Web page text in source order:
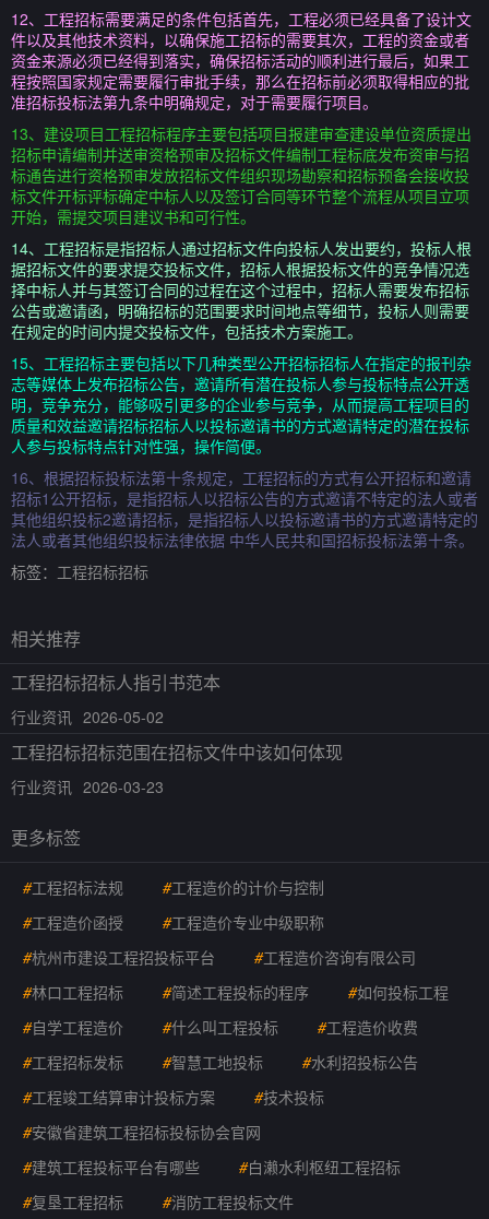
12、工程招标需要满足的条件包括首先，工程必须已经具备了设计文
件以及其他技术资料，以确保施工招标的需要其次，工程的资金或者
资金来源必须已经得到落实，确保招标活动的顺利进行最后，如果工
程按照国家规定需要履行审批手续，那么在招标前必须取得相应的批
准招标投标法第九条中明确规定，对于需要履行项目。
13、建设项目工程招标程序主要包括项目报建审查建设单位资质提出
招标申请编制并送审资格预审及招标文件编制工程标底发布资审与招
标通告进行资格预审发放招标文件组织现场勘察和招标预备会接收投
标文件开标评标确定中标人以及签订合同等环节整个流程从项目立项
开始，需提交项目建议书和可行性。
14、工程招标是指招标人通过招标文件向投标人发出要约，投标人根
据招标文件的要求提交投标文件，招标人根据投标文件的竞争情况选
择中标人并与其签订合同的过程在这个过程中，招标人需要发布招标
公告或邀请函，明确招标的范围要求时间地点等细节，投标人则需要
在规定的时间内提交投标文件，包括技术方案施工。
15、工程招标主要包括以下几种类型公开招标招标人在指定的报刊杂
志等媒体上发布招标公告，邀请所有潜在投标人参与投标特点公开透
明，竞争充分，能够吸引更多的企业参与竞争，从而提高工程项目的
质量和效益邀请招标招标人以投标邀请书的方式邀请特定的潜在投标
人参与投标特点针对性强，操作简便。
16、根据招标投标法第十条规定，工程招标的方式有公开招标和邀请
招标1公开招标，是指招标人以招标公告的方式邀请不特定的法人或者
其他组织投标2邀请招标，是指招标人以投标邀请书的方式邀请特定的
法人或者其他组织投标法律依据 中华人民共和国招标投标法第十条。
标签： 工程招标招标
相关推荐
工程招标招标人指引书范本
行业资讯 2026-05-02
工程招标招标范围在招标文件中该如何体现
行业资讯 2026-03-23
更多标签
#工程招标法规 #工程造价的计价与控制
#工程造价函授 #工程造价专业中级职称
#杭州市建设工程招投标平台 #工程造价咨询有限公司
#林口工程招标 #简述工程投标的程序 #如何投标工程
#自学工程造价 #什么叫工程投标 #工程造价收费
#工程招标发标 #智慧工地投标 #水利招投标公告
#工程竣工结算审计投标方案 #技术投标
#安徽省建筑工程招标投标协会官网
#建筑工程投标平台有哪些 #白濑水利枢纽工程招标
#复垦工程招标 #消防工程投标文件